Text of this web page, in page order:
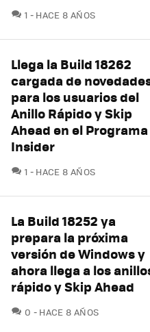
1 COMENTARIOS
HACE 8 AÑOS
Llega la Build 18262
cargada de
para los usuarios del
Anillo Rápido y Skip
Ahead en el Programa
Insider
1 COMENTARIOS
HACE 8 AÑOS
La Build 18252 ya
prepara la próxima
versión de Windows y
ahora llega a los
rápido y Skip Ahead
0 COMENTARIOS
HACE 8 AÑOS